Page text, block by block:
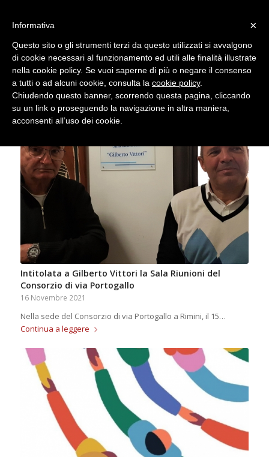
Intitolata a Gilberto Vittori la Sala Riunioni del
Consorzio di via Portogallo
16 Novembre 2021
Nella sede del Consorzio di via Portogallo a Rimini, il 15…
Continua a leggere
×
Informativa
Questo sito o gli strumenti terzi da questo utilizzati si avvalgono
di cookie necessari al funzionamento ed utili alle finalità illustrate
nella cookie policy. Se vuoi saperne di più o negare il consenso
a tutti o ad alcuni cookie, consulta la cookie policy.
Chiudendo questo banner, scorrendo questa pagina, cliccando
su un link o proseguendo la navigazione in altra maniera,
acconsenti all’uso dei cookie.